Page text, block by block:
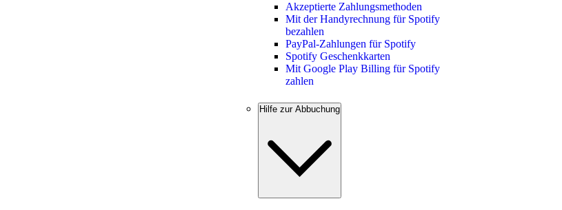
Akzeptierte Zahlungsmethoden
Mit der Handyrechnung für Spotify
bezahlen
PayPal-Zahlungen für Spotify
Spotify Geschenkkarten
Mit Google Play Billing für Spotify
zahlen
Hilfe zur Abbuchung